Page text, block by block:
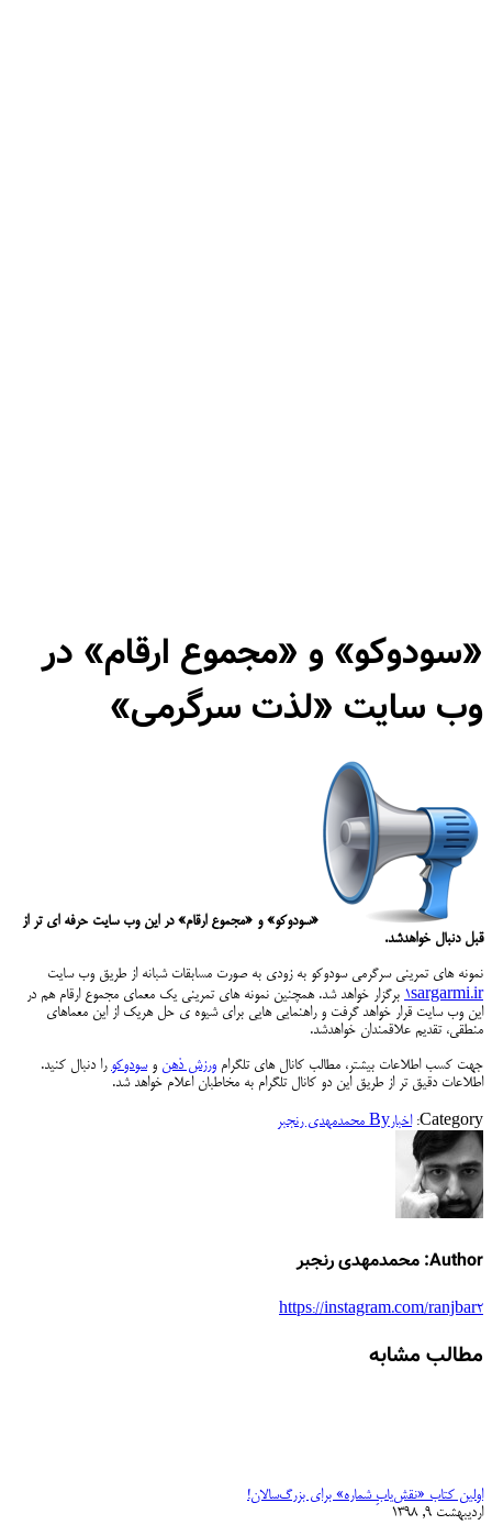
«سودوکو» و «مجموع ارقام» در
وب سایت «لذت سرگرمی»
«سودوکو» و «مجموع ارقام» در این وب سایت حرفه ای تر از
قبل دنبال خواهدشد.
نمونه های تمرینی سرگرمی سودوکو به زودی به صورت مسابقات شبانه از طریق وب سایت
۱sargarmi.ir برگزار خواهد شد. همچنین نمونه های تمرینی یک معمای مجموع ارقام هم در
این وب سایت قرار خواهد گرفت و راهنمایی هایی برای شیوه ی حل هریک از این معماهای
منطقی، تقدیم علاقمندان خواهدشد.
جهت کسب اطلاعات بیشتر، مطالب کانال های تلگرام ورزش ذهن وسودوکو را دنبال کنید.
اطلاعات دقیق تر از طریق این دو کانال تلگرام به مخاطبان اعلام خواهد شد.
Category: اخبارBy محمدمهدی رنجبر
Author: محمدمهدی رنجبر
https://instagram.com/ranjbar2
مطالب مشابه
اولین کتاب «نقش‌یابِ شماره» برای بزرگ‌سالان!
اردیبهشت 9, 1398